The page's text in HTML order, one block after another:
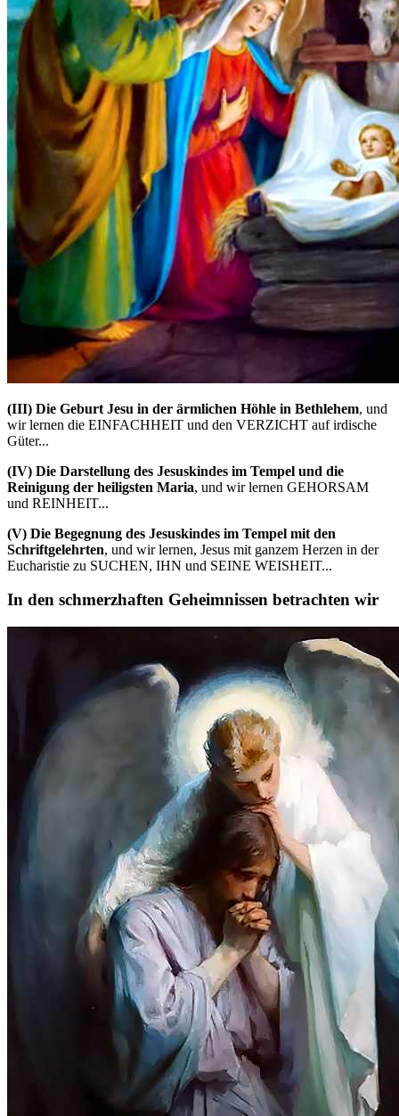
(III) Die Geburt Jesu in der ärmlichen Höhle in Bethlehem, und
wir lernen die EINFACHHEIT und den VERZICHT auf irdische
Güter...
(IV) Die Darstellung des Jesuskindes im Tempel und die
Reinigung der heiligsten Maria, und wir lernen GEHORSAM
und REINHEIT...
(V) Die Begegnung des Jesuskindes im Tempel mit den
Schriftgelehrten, und wir lernen, Jesus mit ganzem Herzen in der
Eucharistie zu SUCHEN, IHN und SEINE WEISHEIT...
In den schmerzhaften Geheimnissen betrachten wir